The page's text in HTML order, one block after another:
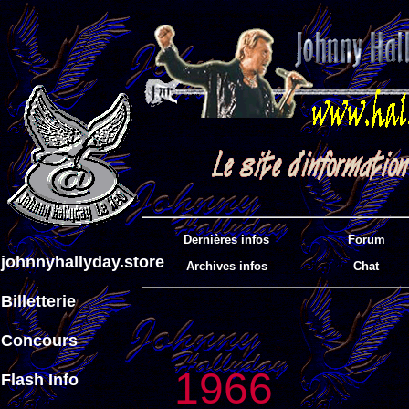
Dernières infos
Forum
Archives infos
Chat
johnnyhallyday.store
Billetterie
Concours
Flash Info 1966